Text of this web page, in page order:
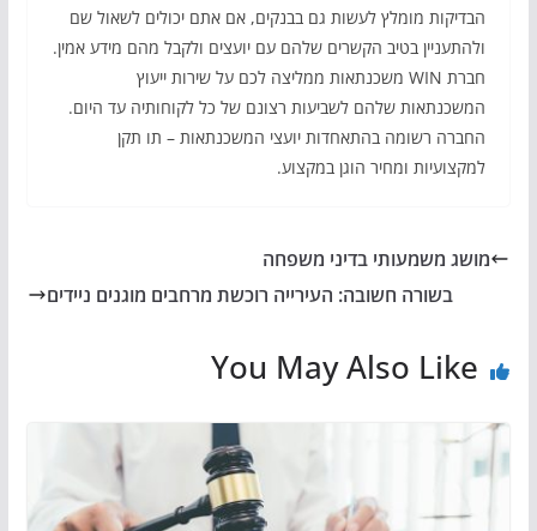
הבדיקות מומלץ לעשות גם בבנקים, אם אתם יכולים לשאול שם
ולהתעניין בטיב הקשרים שלהם עם יועצים ולקבל מהם מידע אמין.
חברת WIN משכנתאות ממליצה לכם על שירות ייעוץ
המשכנתאות שלהם לשביעות רצונם של כל לקוחותיה עד היום.
החברה רשומה בהתאחדות יועצי המשכנתאות – תו תקן
למקצועיות ומחיר הוגן במקצוע.
מושג משמעותי בדיני משפחה
בשורה חשובה: העירייה רוכשת מרחבים מוגנים ניידים
You May Also Like